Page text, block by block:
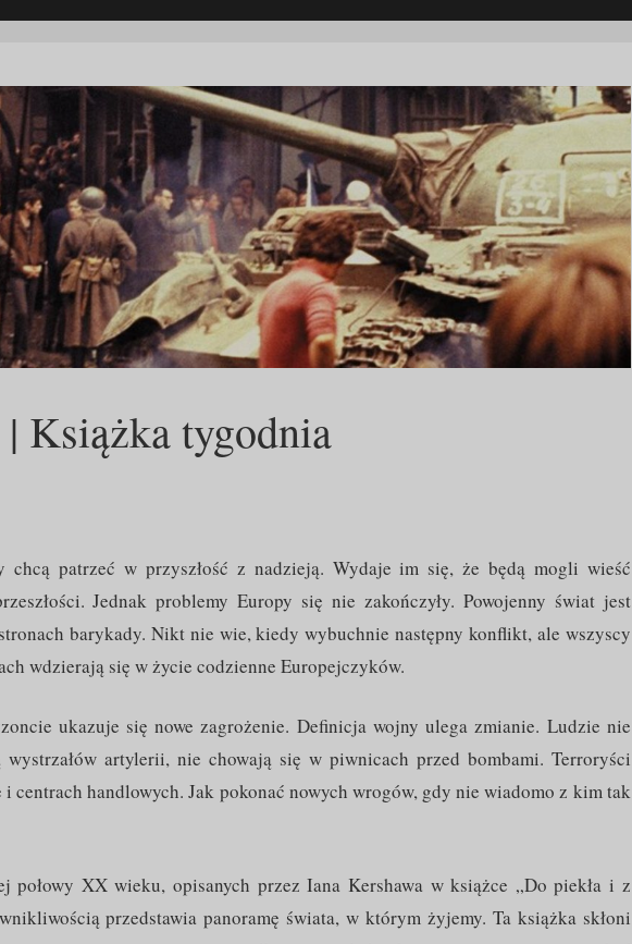
Książka tygodnia
chcą patrzeć w przyszłość z nadzieją. Wydaje im się, że będą mogli wieść
Jednak problemy Europy się nie zakończyły. Powojenny świat jest
barykady. Nikt nie wie, kiedy wybuchnie następny konflikt, ale wszyscy
wdzierają się w życie codzienne Europejczyków.
ukazuje się nowe zagrożenie. Definicja wojny ulega zmianie. Ludzie nie
artylerii, nie chowają się w piwnicach przed bombami. Terroryści
centrach handlowych. Jak pokonać nowych wrogów, gdy nie wiadomo z kim tak
połowy XX wieku, opisanych przez Iana Kershawa w książce „Do piekła i z
przedstawia panoramę świata, w którym żyjemy. Ta książka skłoni